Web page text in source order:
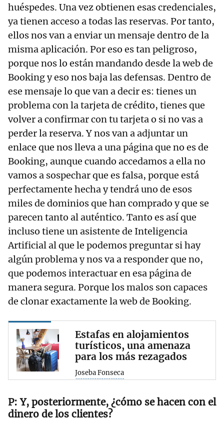
huéspedes. Una vez obtienen esas credenciales,
ya tienen acceso a todas las reservas. Por tanto,
ellos nos van a enviar un mensaje dentro de la
misma aplicación. Por eso es tan peligroso,
porque nos lo están mandando desde la web de
Booking y eso nos baja las defensas. Dentro de
ese mensaje lo que van a decir es: tienes un
problema con la tarjeta de crédito, tienes que
volver a confirmar con tu tarjeta o si no vas a
perder la reserva. Y nos van a adjuntar un
enlace que nos lleva a una página que no es de
Booking, aunque cuando accedamos a ella no
vamos a sospechar que es falsa, porque está
perfectamente hecha y tendrá uno de esos
miles de dominios que han comprado y que se
parecen tanto al auténtico. Tanto es así que
incluso tiene un asistente de Inteligencia
Artificial al que le podemos preguntar si hay
algún problema y nos va a responder que no,
que podemos interactuar en esa página de
manera segura. Porque los malos son capaces
de clonar exactamente la web de Booking.
Estafas en alojamientos
turísticos, una amenaza
para los más rezagados
Joseba Fonseca
Y, posteriormente, ¿cómo se hacen con el
dinero de los clientes?